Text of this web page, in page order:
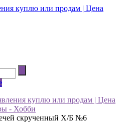
куплю или продам | Цена
- Хобби
скрученный Х/Б №6